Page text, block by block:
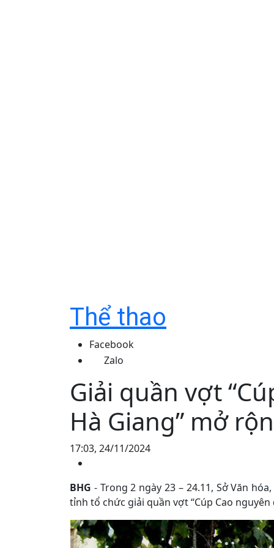
Thể thao
Facebook
Zalo
Giải quần vợt
Hà Giang” mở
17:03, 24/11/2024
BHG - Trong 2 ngày 23 – 24.11, Sở Văn
tỉnh tổ chức giải quần vợt “Cúp Cao